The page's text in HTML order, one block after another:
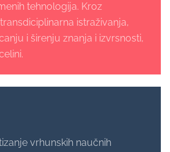
tehnologija. Kroz
istraživanja,
i širenju znanja i izvrsnosti,
vrhunskih naučnih